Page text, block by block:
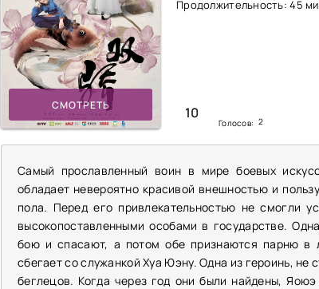
СМОТРЕТЬ
Продолжительность: 45
10
Голосов: 2
Самый прославленный воин в мире боевых
обладает невероятно красивой внешностью и
пола. Перед его привлекательностью не смогли
высокопоставленными особами в государстве.
бою и спасают, а потом обе признаются парню в
сбегает со служанкой Хуа Юэну. Одна из героинь, не
беглецов. Когда через год они были найдены,